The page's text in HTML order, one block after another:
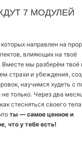
7 МОДУЛЕЙ
направлен на
влияющих на твоё
Вместе мы разберём твоё
страхи и убеждения,
научимся худеть с
только. Через два
стесняться своего
ты — самое ценное и
что у тебя есть!